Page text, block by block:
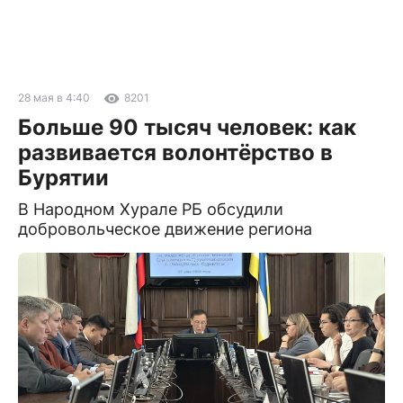
28 мая в 4:40 8201
Больше 90 тысяч человек: как
развивается волонтёрство в
Бурятии
В Народном Хурале РБ обсудили
добровольческое движение региона